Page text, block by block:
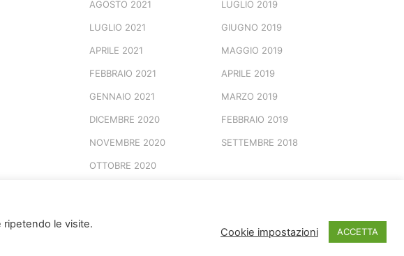
AGOSTO 2021
LUGLIO 2021
APRILE 2021
FEBBRAIO 2021
GENNAIO 2021
DICEMBRE 2020
NOVEMBRE 2020
OTTOBRE 2020
LUGLIO 2019
GIUGNO 2019
MAGGIO 2019
APRILE 2019
MARZO 2019
FEBBRAIO 2019
SETTEMBRE 2018
© 2026 Marchio Registrato
ripetendo le visite.
Cookie impostazioni ACCETTA